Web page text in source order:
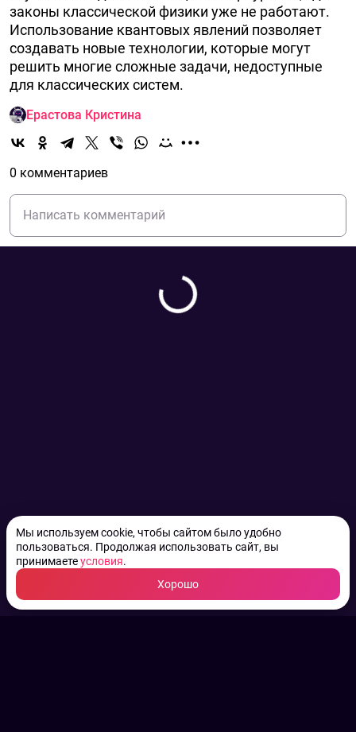
Мы используем cookie, чтобы сайтом было удобно
пользоваться. Продолжая использовать сайт, вы
принимаетеусловия.
Хорошо
законы классической физики уже не работают.
Использование квантовых явлений позволяет
создавать новые технологии, которые могут
решить многие сложные задачи, недоступные
для классических систем.
Ерастова Кристина
0 комментариев